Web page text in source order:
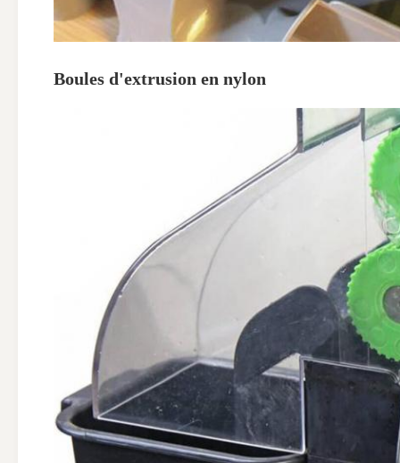
Boules d'extrusion en nylon